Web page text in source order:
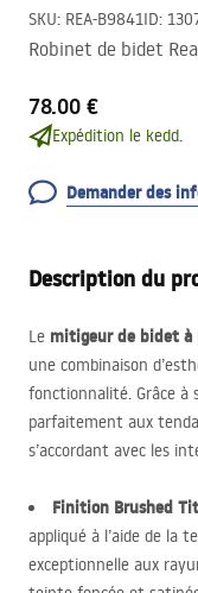
SKU: REA-B9841ID:
Robinet de bidet
78.00 €
Expédition le kedd.
Demander des
Description du
Le mitigeur de bidet à
une combinaison
fonctionnalité. Grâce à
parfaitement aux
s’accordant avec les
Finition Brushed
appliqué à l’aide de la
exceptionnelle aux